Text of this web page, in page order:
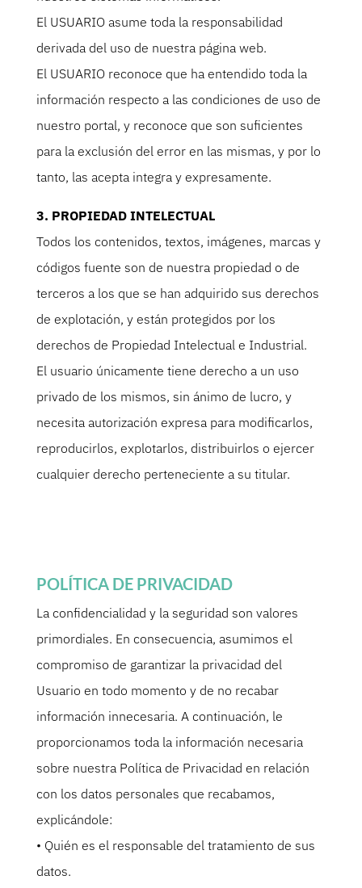
El USUARIO asume toda la responsabilidad
derivada del uso de nuestra página web.
El USUARIO reconoce que ha entendido toda la
información respecto a las condiciones de uso de
nuestro portal, y reconoce que son suficientes
para la exclusión del error en las mismas, y por lo
tanto, las acepta integra y expresamente.
3. PROPIEDAD INTELECTUAL
Todos los contenidos, textos, imágenes, marcas y
códigos fuente son de nuestra propiedad o de
terceros a los que se han adquirido sus derechos
de explotación, y están protegidos por los
derechos de Propiedad Intelectual e Industrial.
El usuario únicamente tiene derecho a un uso
privado de los mismos, sin ánimo de lucro, y
necesita autorización expresa para modificarlos,
reproducirlos, explotarlos, distribuirlos o ejercer
cualquier derecho perteneciente a su titular.
POLÍTICA DE PRIVACIDAD
La confidencialidad y la seguridad son valores
primordiales. En consecuencia, asumimos el
compromiso de garantizar la privacidad del
Usuario en todo momento y de no recabar
información innecesaria. A continuación, le
proporcionamos toda la información necesaria
sobre nuestra Política de Privacidad en relación
con los datos personales que recabamos,
explicándole:
• Quién es el responsable del tratamiento de sus
datos.